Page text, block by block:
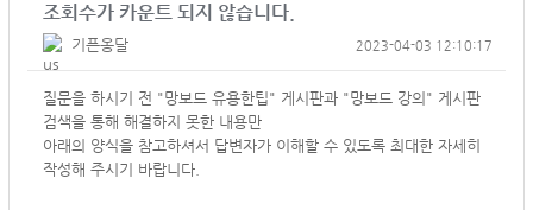
조회수가 카운트 되지 않습니다.
기픈옹달 2023-04-03 12:10:17
질문을 하시기 전 "망보드 유용한팁" 게시판과 "망보드 강의" 게시판
검색을 통해 해결하지 못한 내용만
아래의 양식을 참고하셔서 답변자가 이해할 수 있도록 최대한 자세히
작성해 주시기 바랍니다.